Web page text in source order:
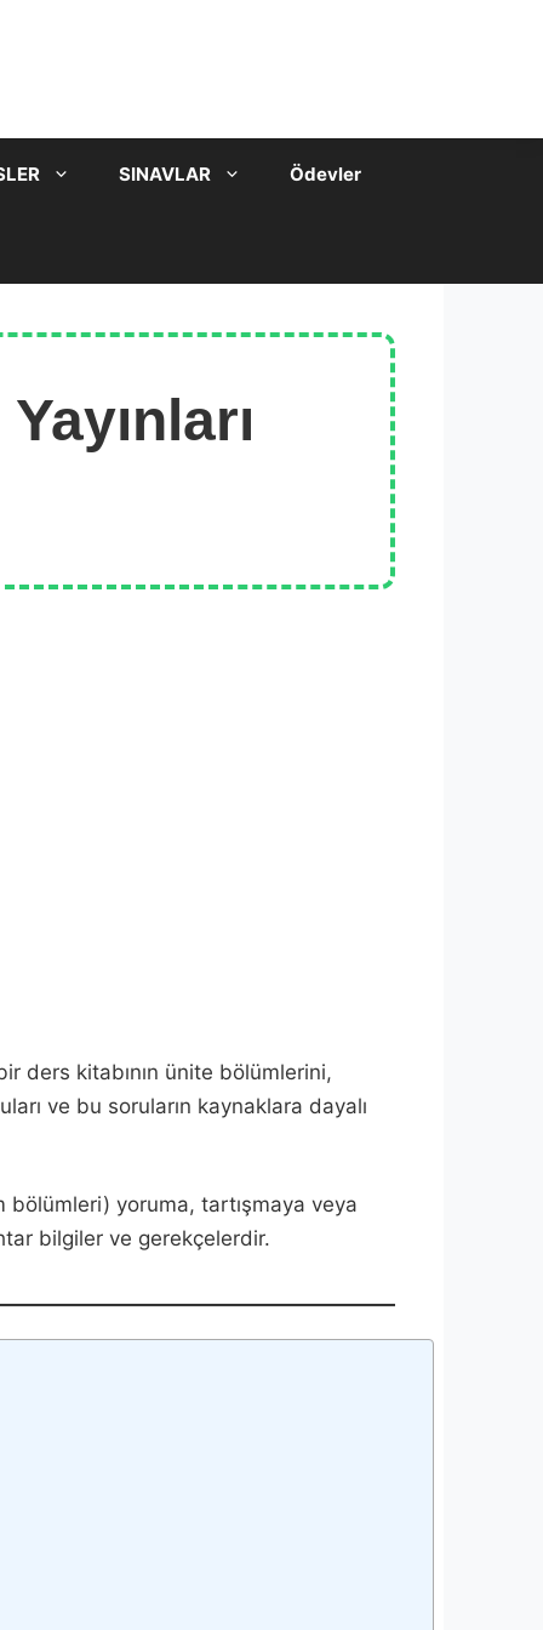
SINAVLAR Ödevler
ders kitabının ünite bölümlerini,
ve bu soruların kaynaklara dayalı
bölümleri) yoruma, tartışmaya veya
bilgiler ve gerekçelerdir.